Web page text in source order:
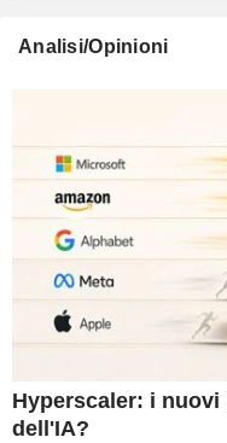
Analisi/Opinioni
Hyperscaler: i
dell'IA?